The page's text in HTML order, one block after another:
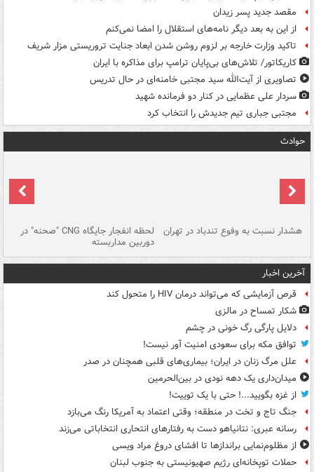
مقصد جدید پسر زیدان
از این به بعد دیگر نامه‌های استقلال را امضا نمی‌کنم
تاکید وزارت خارجه بر لزوم روشن شدن ابعاد جنایت تروریستی مزار شریف
کاریکاتور/ تلاش‌های بی‌پایان ترامپ برای مذاکره با ایران
تصاویری از آیت‌الله سید مجتبی خامنه‌ای در حال تدریس
سردار علی عظمایی در کنار دو فرمانده شهید
مجتبی جباری تیم جدیدش را انتخاب کرد
حوادث
هشدار نسبت به وفوع تندباد در تهران لحظه انفجار جایگاه CNG "صحنه" در
دوربین مداربسته
آخرین اخبار
قرص آزمایشی که می‌تواند درمان HIV را متحول کند
شکار تمساح در مالزی
دلایل پارگی رگ خونی در چشم
توافق مکه برای سعودی امنیت آور نیست!
علل مرگ زنان در ایران؛ بیماری‌های قلبی همچنان در صدر
میدان‌داری یک دهه نودی در بین‌الحرمین
از غزه بگویید...! حتی با یک توییت!
جنگ تاج و تخت در منطقه؛ وقتی اعتماد به آمریکا رنگ می‌بازد
رسانه عبری: نتانیاهو دست به رفتارهای انتحاری انتخاباتی می‌زند
از مظلوم‌نمایی براندازها تا افشای دروغ مراد ویسی
حملات توپخانه‌ای رژیم صهیونیستی به جنوب لبنان